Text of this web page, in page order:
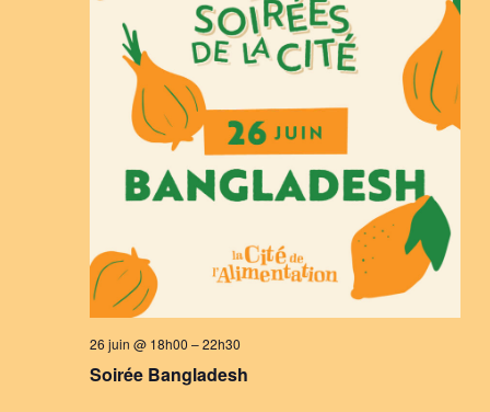
Soirée Bangladesh
26 juin @ 18h00 –22h30